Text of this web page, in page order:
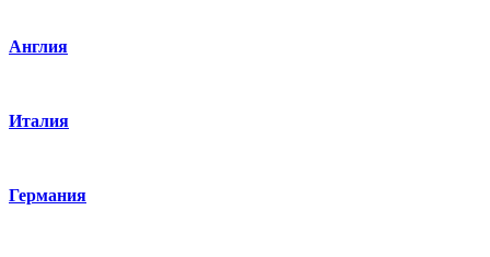
Англия
Италия
Германия